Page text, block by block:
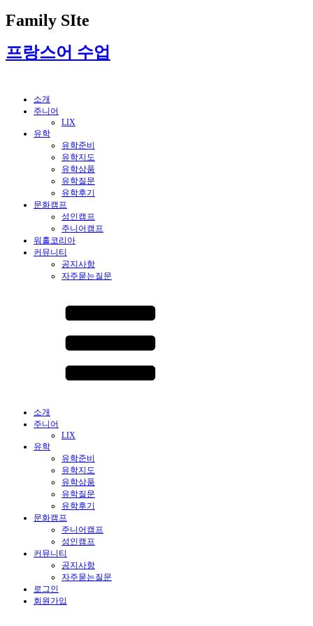
Family SIte
프랑스어 수업
소개
주니어
LIX
유학
유학준비
유학지도
유학상품
유학질문
유학후기
문화캠프
성인캠프
주니어캠프
워홀코리아
커뮤니티
공지사항
자주묻는질문
소개
주니어
LIX
유학
유학준비
유학지도
유학상품
유학질문
유학후기
문화캠프
주니어캠프
성인캠프
커뮤니티
공지사항
자주묻는질문
로그인
회원가입